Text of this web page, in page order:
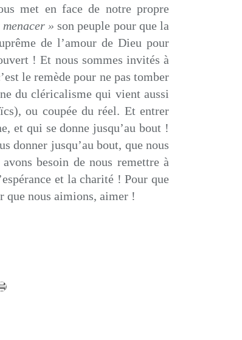
met en face de notre propre
menacer » son peuple pour que la
de l’amour de Dieu pour
! Et nous sommes invités à
le remède pour ne pas tomber
du cléricalisme qui vient aussi
ou coupée du réel. Et entrer
et qui se donne jusqu’au bout !
donner jusqu’au bout, que nous
besoin de nous remettre à
et la charité ! Pour que
que nous aimions, aimer !